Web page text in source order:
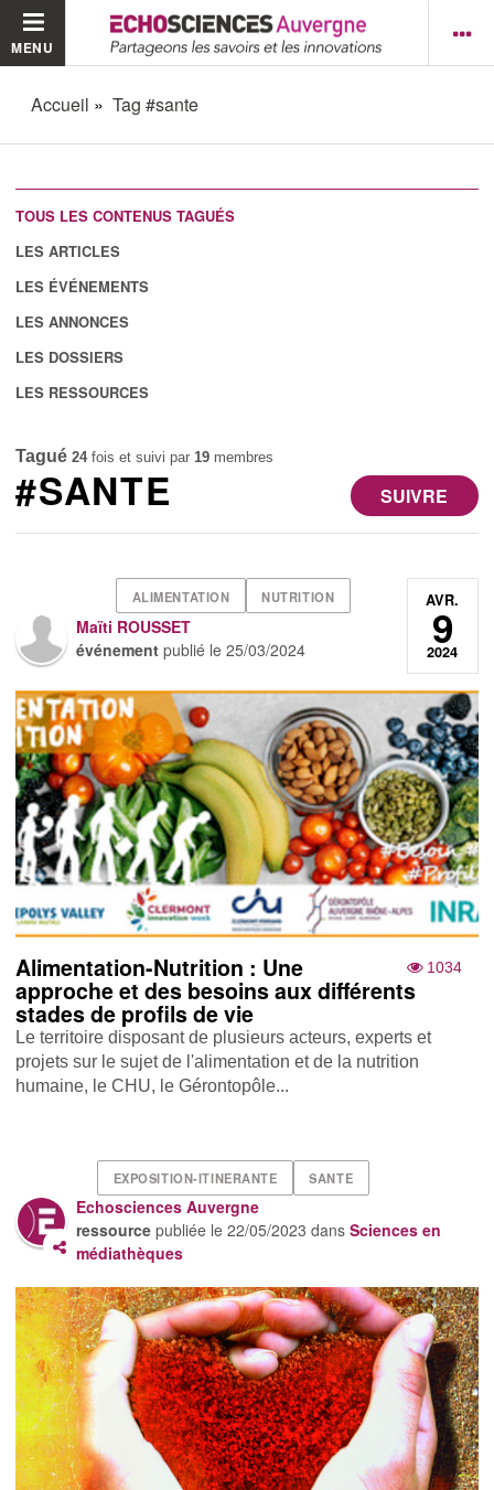
MENU
Accueil Tag #sante
TOUS LES CONTENUS TAGUÉS
LES ARTICLES
LES ÉVÉNEMENTS
LES ANNONCES
LES DOSSIERS
LES RESSOURCES
Tagué 24fois et suivi par 19 membres
SUIVRE
#SANTE
ALIMENTATION NUTRITION
Maïti ROUSSET
événement publié le25/03/2024
AVR.
9
2024
1034
Alimentation-Nutrition : Une
approche et des besoins aux différents
stades de profils de vie
Le territoire disposant de plusieurs acteurs, experts et
projets sur le sujet de l'alimentation et de la nutrition
humaine, le CHU, le Gérontopôle...
EXPOSITION-ITINERANTE SANTE
Echosciences Auvergne
ressource publiée le22/05/2023 dansSciences en
médiathèques